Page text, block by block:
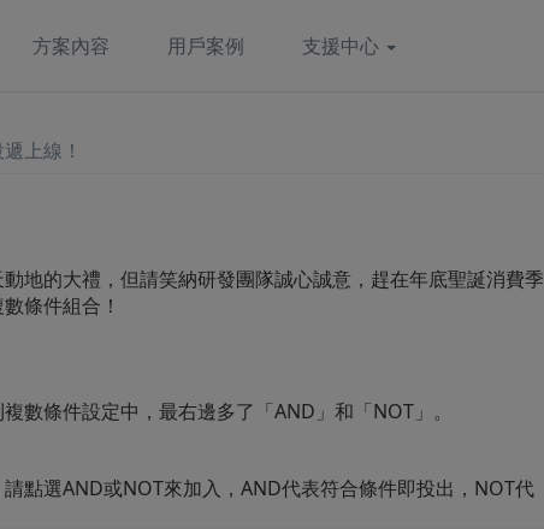
方案內容 用戶案例 支援中心
上線！
地的大禮，但請笑納研發團隊誠心誠意 ，趕在年底聖誕消費季
條件組合！
複數條件設定中，最右邊多了「AND」和「NOT」。
點選AND或NOT來加入， AND代表符合條件即投出，NOT代